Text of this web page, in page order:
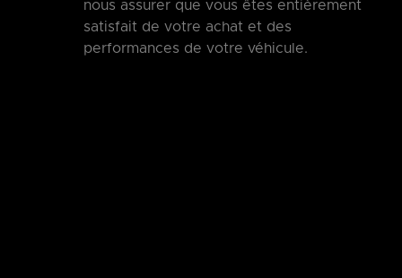
nous assurer que vous êtes entièrement
satisfait de votre achat et des
performances de votre véhicule.